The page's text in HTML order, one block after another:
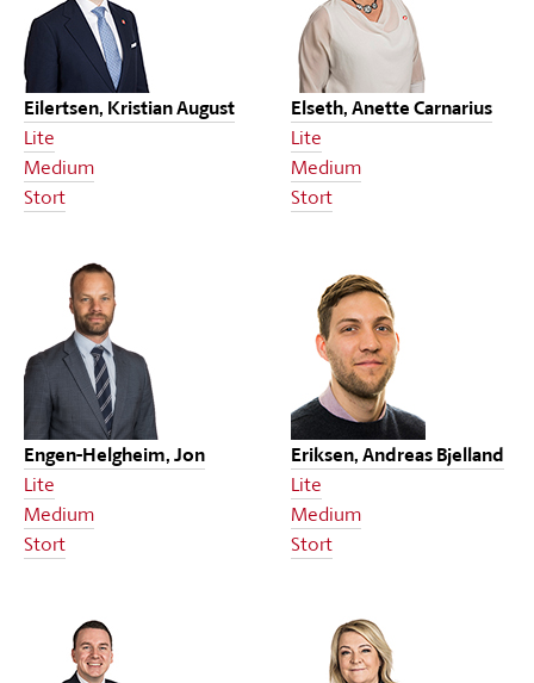
Eilertsen, Kristian August
Lite
Medium
Stort
Elseth, Anette Carnarius
Lite
Medium
Stort
Engen-Helgheim, Jon
Lite
Medium
Stort
Eriksen, Andreas Bjelland
Lite
Medium
Stort